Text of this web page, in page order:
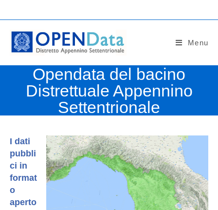
contenuto
Menu
Opendata del bacino
Distrettuale Appennino
Settentrionale
I dati
pubbli
ci in
format
o
aperto